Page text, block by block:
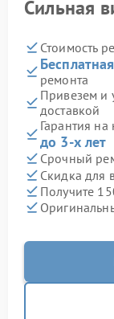
Сильная
Стоимость
ремонта
Привезем и
доставкой
Гарантия
до 3-х лет
Срочный
Скидка для
Получите